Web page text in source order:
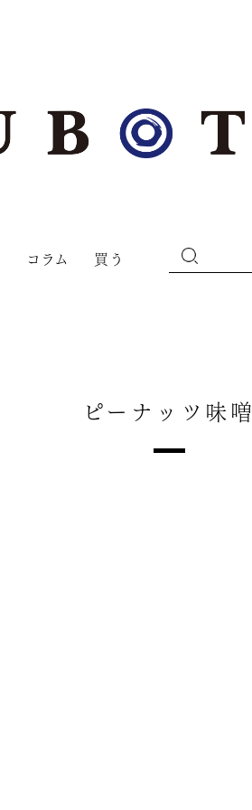
コラム 買う
ピーナッツ味噌